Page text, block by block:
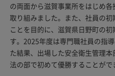
の両面から滋賀事業所をはじめ
取り組みました。また、社員の
ことを目的に、滋賀県日野町の
す。2025年度は専門職社員の指
た結果、出場した安全衛生管理
法の部で初めて優勝することがで